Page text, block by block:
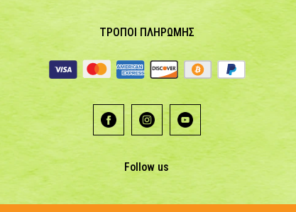
ΤΡΟΠΟΙ ΠΛΗΡΩΜΗΣ
Follow us